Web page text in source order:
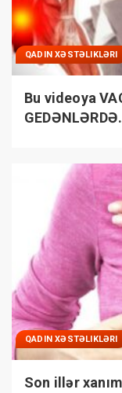
QADIN XƏSTƏLIKLƏRI
Bu videoya
QADIN XƏSTƏLIKLƏRI
Son illər